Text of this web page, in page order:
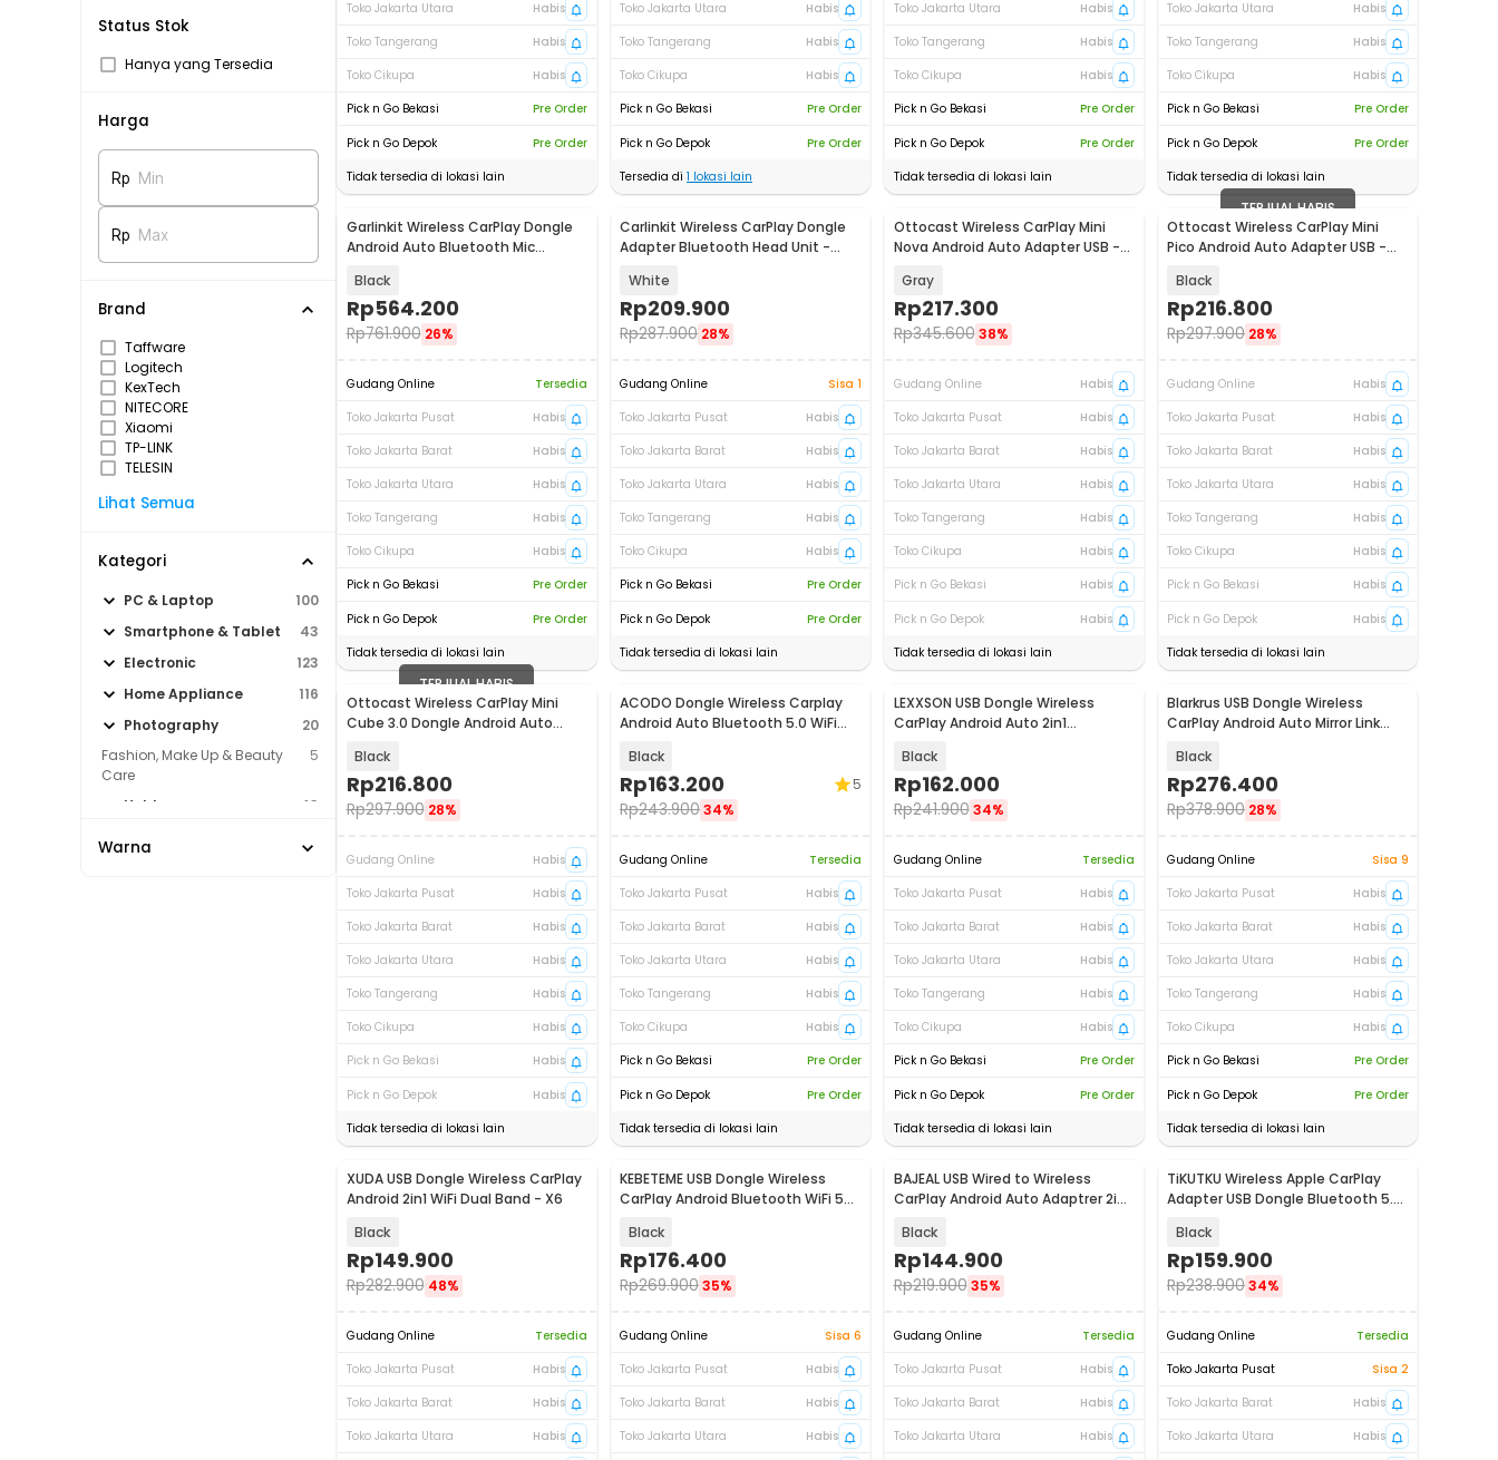
Status Stok
Hanya yang Tersedia
Harga
Rp Min
Rp Max
Brand
Taffware
Logitech
KexTech
NITECORE
Xiaomi
TP-LINK
TELESIN
Lihat Semua
Kategori
PC & Laptop
100
Smartphone & Tablet
43
Electronic
123
Home Appliance
116
Photography
20
Fashion, Make Up & Beauty
Care
5
Hobby
43
Warna
Toko Jakarta Utara
Habis
Toko Tangerang
Habis
Toko Cikupa
Habis
Pick n Go Bekasi
Pre Order
Pick n Go Depok
Pre Order
Tidak tersedia di lokasi lain
Toko Jakarta Utara
Habis
Toko Tangerang
Habis
Toko Cikupa
Habis
Pick n Go Bekasi
Pre Order
Pick n Go Depok
Pre Order
Tersedia di 1 lokasi lain
Toko Jakarta Utara
Habis
Toko Tangerang
Habis
Toko Cikupa
Habis
Pick n Go Bekasi
Pre Order
Pick n Go Depok
Pre Order
Tidak tersedia di lokasi lain
Toko Jakarta Utara
Habis
Toko Tangerang
Habis
Toko Cikupa
Habis
Pick n Go Bekasi
Pre Order
Pick n Go Depok
Pre Order
Tidak tersedia di lokasi lain
Garlinkit Wireless CarPlay Dongle
Android Auto Bluetooth Mic
Black
Rp564.200
Rp761.900 26%
Gudang Online
Tersedia
Toko Jakarta Pusat
Habis
Toko Jakarta Barat
Habis
Toko Jakarta Utara
Habis
Toko Tangerang
Habis
Toko Cikupa
Habis
Pick n Go Bekasi
Pre Order
Pick n Go Depok
Pre Order
Tidak tersedia di lokasi lain
Carlinkit Wireless CarPlay Dongle
Adapter Bluetooth Head Unit -
White
Rp209.900
Rp287.900 28%
Gudang Online
Sisa 1
Toko Jakarta Pusat
Habis
Toko Jakarta Barat
Habis
Toko Jakarta Utara
Habis
Toko Tangerang
Habis
Toko Cikupa
Habis
Pick n Go Bekasi
Pre Order
Pick n Go Depok
Pre Order
Tidak tersedia di lokasi lain
Akan Datang
Ottocast Wireless CarPlay Mini
Nova Android Auto Adapter USB -
Gray
Rp217.300
Rp345.600 38%
Gudang Online
Habis
Toko Jakarta Pusat
Habis
Toko Jakarta Barat
Habis
Toko Jakarta Utara
Habis
Toko Tangerang
Habis
Toko Cikupa
Habis
Pick n Go Bekasi
Habis
Pick n Go Depok
Habis
Tidak tersedia di lokasi lain
TERJUAL HABIS
Ottocast Wireless CarPlay Mini
Pico Android Auto Adapter USB -
Black
Rp216.800
Rp297.900 28%
Gudang Online
Habis
Toko Jakarta Pusat
Habis
Toko Jakarta Barat
Habis
Toko Jakarta Utara
Habis
Toko Tangerang
Habis
Toko Cikupa
Habis
Pick n Go Bekasi
Habis
Pick n Go Depok
Habis
Tidak tersedia di lokasi lain
TERJUAL HABIS
Ottocast Wireless CarPlay Mini
Cube 3.0 Dongle Android Auto
Black
Rp216.800
Rp297.900 28%
Gudang Online
Habis
Toko Jakarta Pusat
Habis
Toko Jakarta Barat
Habis
Toko Jakarta Utara
Habis
Toko Tangerang
Habis
Toko Cikupa
Habis
Pick n Go Bekasi
Habis
Pick n Go Depok
Habis
Tidak tersedia di lokasi lain
ACODO Dongle Wireless Carplay
Android Auto Bluetooth 5.0 WiFi
Black
Rp163.200
Rp243.90034%
5
Gudang Online
Tersedia
Toko Jakarta Pusat
Habis
Toko Jakarta Barat
Habis
Toko Jakarta Utara
Habis
Toko Tangerang
Habis
Toko Cikupa
Habis
Pick n Go Bekasi
Pre Order
Pick n Go Depok
Pre Order
Tidak tersedia di lokasi lain
Baru
LEXXSON USB Dongle Wireless
CarPlay Android Auto 2in1
Black
Rp162.000
Rp241.900 34%
Gudang Online
Tersedia
Toko Jakarta Pusat
Habis
Toko Jakarta Barat
Habis
Toko Jakarta Utara
Habis
Toko Tangerang
Habis
Toko Cikupa
Habis
Pick n Go Bekasi
Pre Order
Pick n Go Depok
Pre Order
Tidak tersedia di lokasi lain
Blarkrus USB Dongle Wireless
CarPlay Android Auto Mirror Link
Black
Rp276.400
Rp378.900 28%
Gudang Online
Sisa 9
Toko Jakarta Pusat
Habis
Toko Jakarta Barat
Habis
Toko Jakarta Utara
Habis
Toko Tangerang
Habis
Toko Cikupa
Habis
Pick n Go Bekasi
Pre Order
Pick n Go Depok
Pre Order
Tidak tersedia di lokasi lain
XUDA USB Dongle Wireless CarPlay
Android 2in1 WiFi Dual Band - X6
Black
Rp149.900
Rp282.900 48%
Gudang Online
Tersedia
Toko Jakarta Pusat
Habis
Toko Jakarta Barat
Habis
Toko Jakarta Utara
Habis
KEBETEME USB Dongle Wireless
CarPlay Android Bluetooth WiFi 5V
Black
Rp176.400
Rp269.90035%
Gudang Online
Sisa 6
Toko Jakarta Pusat
Habis
Toko Jakarta Barat
Habis
Toko Jakarta Utara
Habis
BAJEAL USB Wired to Wireless
CarPlay Android Auto Adaptrer 2in1
Black
Rp144.900
Rp219.900 35%
Gudang Online
Tersedia
Toko Jakarta Pusat
Habis
Toko Jakarta Barat
Habis
Toko Jakarta Utara
Habis
TiKUTKU Wireless Apple CarPlay
Adapter USB Dongle Bluetooth 5.3
Black
Rp159.900
Rp238.90034%
Gudang Online
Tersedia
Toko Jakarta Pusat
Sisa 2
Toko Jakarta Barat
Habis
Toko Jakarta Utara
Habis